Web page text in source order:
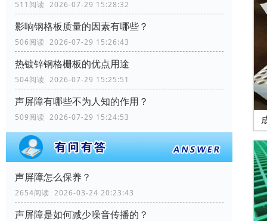
511阅读 2026-07-29 15:28:32
影响钢格板质量的因素有哪些？
506阅读 2026-07-29 15:26:43
热镀锌钢格栅板的优点用途
504阅读 2026-07-29 15:25:51
声屏障有哪些不为人知的作用？
509阅读 2026-07-29 15:24:53
声屏障怎么保养？
2654阅读 2026-03-24 20:23:43
声屏障是如何减少噪音传播的？